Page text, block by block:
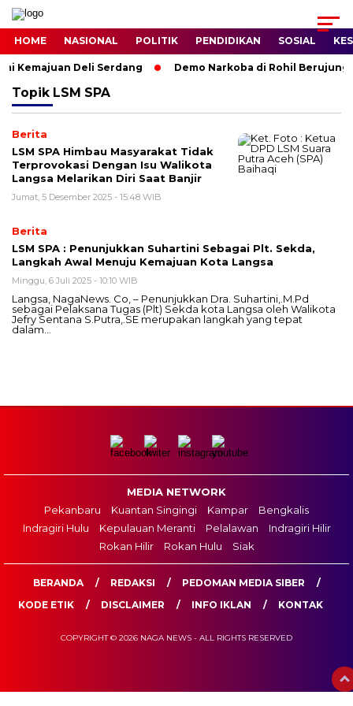
HOME NASIONAL POLITIK PENDIDIKAN SOSIAL
Kemajuan Deli Serdang Demo Narkoba di Rohil Berujung
Topik LSM SPA
Berita
LSM SPA Himbau Masyarakat Tidak
Terprovokasi Dengan Isu Walikota
Langsa Melarikan Diri Saat Banjir
Jumat, 5 Desember 2025 - 15:48 WIB
Berita
LSM SPA : Penunjukkan Suhartini Sebagai Plt. Sekda,
Langkah Awal Menuju Kemajuan Kota Langsa
Minggu, 6 Juli 2025 - 10:10 WIB
Langsa, NagaNews. Co, – Penunjukkan Dra. Suhartini,.M.Pd
sebagai Pelaksana Tugas (Plt) Sekda kota Langsa oleh Walikota
Jefry Sentana S.Putra,.SE merupakan langkah yang tepat
dalam…
MEDIA NETWORK
Pekanbaru
Kuantan Singingi Kampar
Bengkalis
Indragiri Hulu
Kepulauan Meranti Pelalawan
Indragiri Hilir
Rokan Hilir
Rokan Hulu Siak
BERANDA REDAKSI
PEDOMAN MEDIA SIBER
KODE ETIK
DISCLAIMER INFO IKLAN KONTAK
COPYRIGHT © 2026 NAGA NEWS - ALL RIGHTS RESERVED